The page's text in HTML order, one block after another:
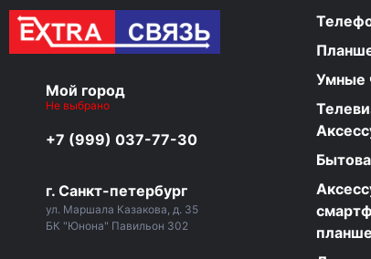
Мой город
Не выбрано
+7 (999) 037-77-30
г. Санкт-петербург
ул. Маршала Казакова, д. 35
БК "Юнона" Павильон 302
Умные